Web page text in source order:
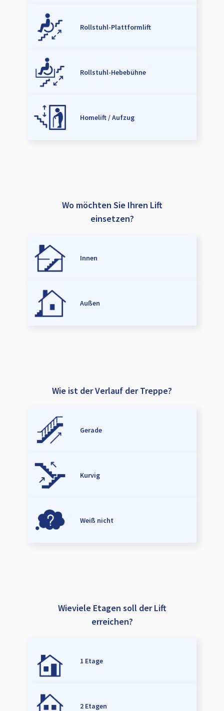
Rollstuhl-Plattformlift
Rollstuhl-Hebebühne
Homelift / Aufzug
Wo möchten Sie Ihren Lift
einsetzen?
Innen
Außen
Wie ist der Verlauf der Treppe?
Gerade
Kurvig
Weiß nicht
Wieviele Etagen soll der Lift
erreichen?
1 Etage
2 Etagen